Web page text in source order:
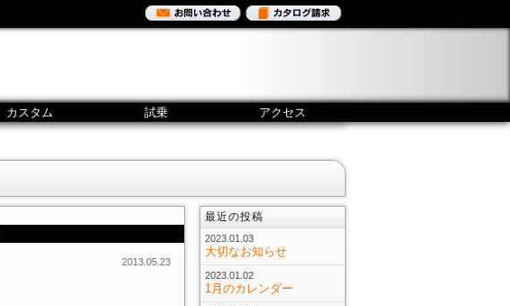
カスタム 試乗 アクセス
2013.05.23
最近の投稿
2023.01.03
大切なお知らせ
2023.01.02
1月のカレンダー